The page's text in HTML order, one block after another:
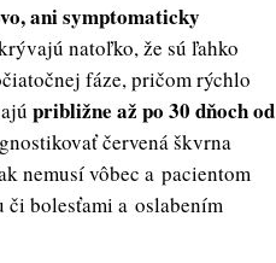
ani symptomaticky
natoľko, že sú ľahko
fáze, pričom rýchlo
približne až po 30 dňoch od
červená škvrna
nemusí vôbec a pacientom
či bolesťami a oslabením